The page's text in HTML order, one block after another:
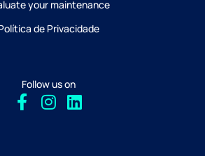
your maintenance
de Privacidade
Follow us on